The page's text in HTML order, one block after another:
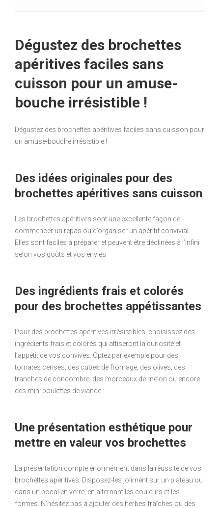
Dégustez des brochettes
apéritives faciles sans
cuisson pour un amuse-
bouche irrésistible !
Dégustez des brochettes apéritives faciles sans cuisson pour
un amuse-bouche irrésistible !
Des idées originales pour des
brochettes apéritives sans cuisson
Les brochettes apéritives sont une excellente façon de
commencer un repas ou d’organiser un apéritif convivial.
Elles sont faciles à préparer et peuvent être déclinées à l’infini
selon vos goûts et vos envies.
Des ingrédients frais et colorés
pour des brochettes appétissantes
Pour des brochettes apéritives irrésistibles, choisissez des
ingrédients frais et colorés qui attiseront la curiosité et
l’appétit de vos convives. Optez par exemple pour des
tomates cerises, des cubes de fromage, des olives, des
tranches de concombre, des morceaux de melon ou encore
des mini boulettes de viande.
Une présentation esthétique pour
mettre en valeur vos brochettes
La présentation compte énormément dans la réussite de vos
brochettes apéritives. Disposez-les joliment sur un plateau ou
dans un bocal en verre, en alternant les couleurs et les
formes. N’hésitez pas à ajouter des herbes fraîches ou des